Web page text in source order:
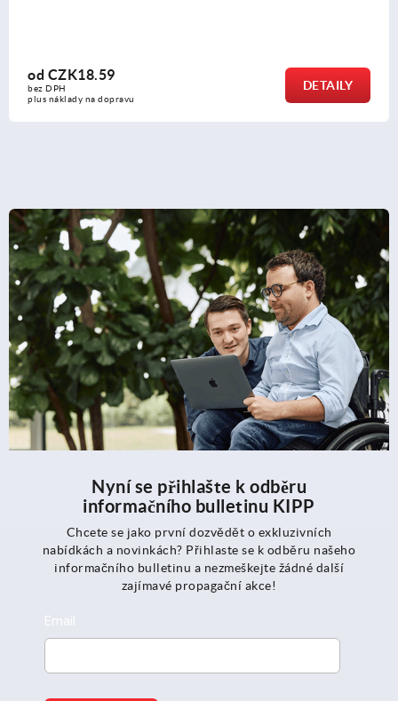
od CZK18.59
bez DPH
plus náklady na dopravu
DETAILY
Nyní se přihlašte k odběru
informačního bulletinu KIPP
Chcete se jako první dozvědět o exkluzivních
nabídkách a novinkách? Přihlaste se k odběru našeho
informačního bulletinu a nezmeškejte žádné další
zajímavé propagační akce!